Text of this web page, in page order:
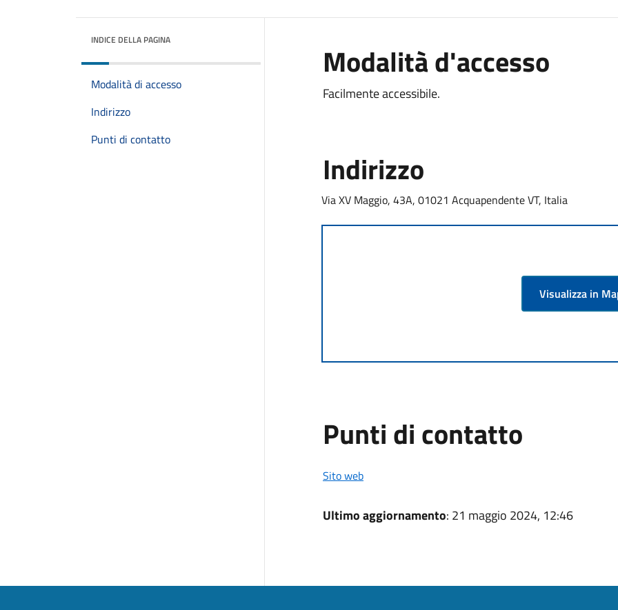
INDICE DELLA PAGINA
Modalità di accesso
Indirizzo
Punti di contatto
Modalità d'accesso
Facilmente accessibile.
Indirizzo
Via XV Maggio, 43A, 01021 Acquapendente VT, Italia
Visualizza in
Punti di contatto
Sito web
Ultimo aggiornamento: 21 maggio 2024, 12:46